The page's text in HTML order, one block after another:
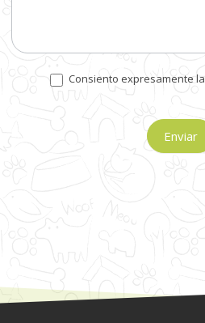
Consiento expresamente la
Enviar